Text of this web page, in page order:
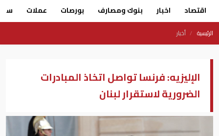
اقتصاد اخبار بنوك ومصارف بورصات عملات
الرئيسية أخبار
الإليزيه: فرنسا تواصل اتخاذ المبادرات
الضرورية لاستقرار لبنان